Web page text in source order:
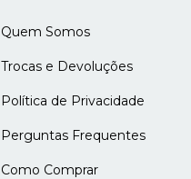
Quem Somos
Trocas e Devoluções
Política de Privacidade
Perguntas Frequentes
Como Comprar